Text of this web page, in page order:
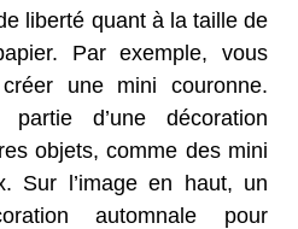
liberté quant à la taille de
Par exemple, vous
une mini couronne.
d’une décoration
objets, comme des mini
Sur l’image en haut, un
automnale pour